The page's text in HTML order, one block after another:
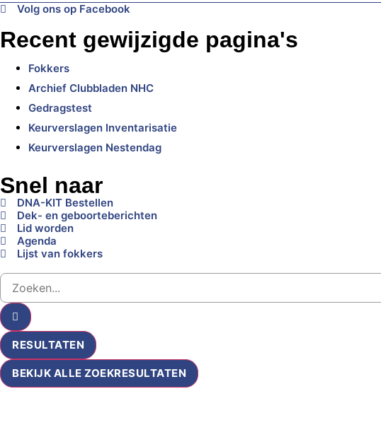
Volg ons op Facebook
Recent gewijzigde pagina's
Fokkers
Archief Clubbladen NHC
Gedragstest
Keurverslagen Inventarisatie
Keurverslagen Nestendag
Snel naar
DNA-KIT Bestellen
Dek- en geboorteberichten
Lid worden
Agenda
Lijst van fokkers
RESULTATEN
BEKIJK ALLE ZOEKRESULTATEN